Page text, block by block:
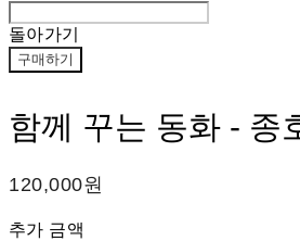
돌아가기
구매하기
함께 꾸는 동화 - 종
120,000원
추가 금액